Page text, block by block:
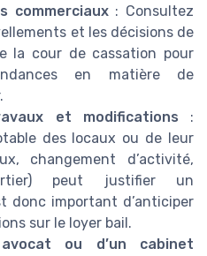
commerciaux: Consultez
et les décisions de
la cour de cassation pour
en matière de
et modifications :
des locaux ou de leur
changement d’activité,
peut justifier un
donc important d’anticiper
sur le loyer bail.
ou d’un cabinet